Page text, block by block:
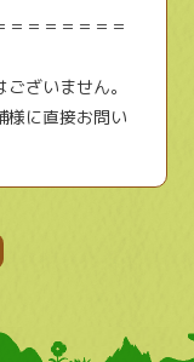
＝＝＝＝＝＝＝
ざいません。
に直接お問い